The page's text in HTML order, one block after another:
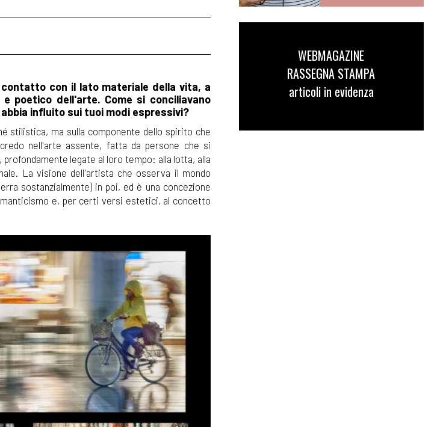
con il lato materiale della vita, a
poetico dell'arte. Come si conciliavano
influito sui tuoi modi espressivi?
stilistica, ma sulla componente dello spirito che
nell'arte assente, fatta da persone che si
legate al loro tempo: alla lotta, alla
La visione dell'artista che osserva il mondo
sostanzialmente) in poi, ed è una concezione
e, per certi versi estetici, al concetto
WEBMAGAZINE
RASSEGNA STAMPA
articoli in evidenza